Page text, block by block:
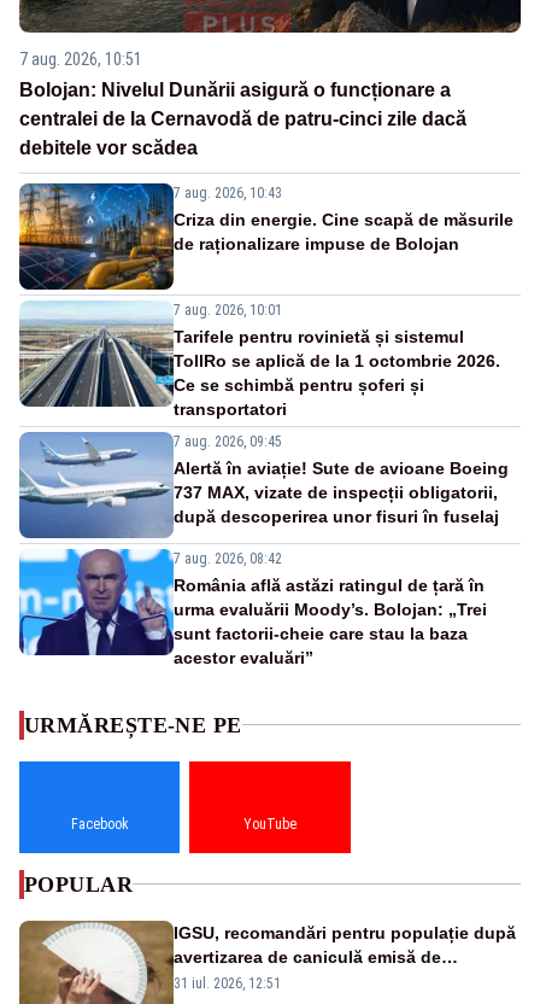
7 aug. 2026, 10:51
Bolojan: Nivelul Dunării asigură o funcționare a
centralei de la Cernavodă de patru-cinci zile dacă
debitele vor scădea
7 aug. 2026, 10:43
Criza din energie. Cine scapă de măsurile
de raționalizare impuse de Bolojan
7 aug. 2026, 10:01
Tarifele pentru rovinietă și sistemul
TollRo se aplică de la 1 octombrie 2026.
Ce se schimbă pentru șoferi și
transportatori
7 aug. 2026, 09:45
Alertă în aviație! Sute de avioane Boeing
737 MAX, vizate de inspecții obligatorii,
după descoperirea unor fisuri în fuselaj
7 aug. 2026, 08:42
România află astăzi ratingul de țară în
urma evaluării Moody’s. Bolojan: „Trei
sunt factorii-cheie care stau la baza
acestor evaluări”
URMĂREȘTE-NE PE
Facebook YouTube
POPULAR
IGSU, recomandări pentru populație după
avertizarea de caniculă emisă de
meteorologi
31 iul. 2026, 12:51